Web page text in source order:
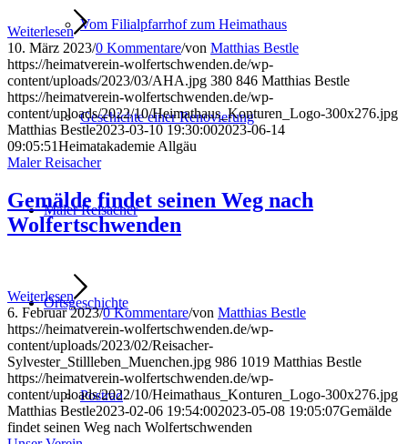
Vom Filialpfarrhof zum Heimathaus
Geschichte einer Renovierung
Maler Reisacher
Ortsgeschichte
Postrad
Weiterlesen
10. März 2023/0 Kommentare/von Matthias Bestle
https://heimatverein-wolfertschwenden.de/wp-
content/uploads/2023/03/AHA.jpg 380 846 Matthias Bestle
https://heimatverein-wolfertschwenden.de/wp-
content/uploads/2022/10/Heimathaus_Konturen_Logo-300x276.jpg
Matthias Bestle2023-03-10 19:30:002023-06-14
09:05:51Heimatakademie Allgäu
Maler Reisacher
Gemälde findet seinen Weg nach
Wolfertschwenden
Weiterlesen
6. Februar 2023/0 Kommentare/von Matthias Bestle
https://heimatverein-wolfertschwenden.de/wp-
content/uploads/2023/02/Reisacher-
Sylvester_Stillleben_Muenchen.jpg 986 1019 Matthias Bestle
https://heimatverein-wolfertschwenden.de/wp-
content/uploads/2022/10/Heimathaus_Konturen_Logo-300x276.jpg
Matthias Bestle2023-02-06 19:54:002023-05-08 19:05:07Gemälde
findet seinen Weg nach Wolfertschwenden